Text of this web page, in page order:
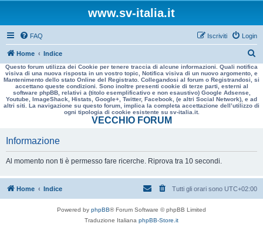
www.sv-italia.it
FAQ Login
Iscriviti
Home Indice
e
r
a
Questo forum utilizza dei Cookie per tenere traccia di alcune informazioni. Quali notifica
visiva di una nuova risposta in un vostro topic, Notifica visiva di un nuovo argomento, e
Mantenimento dello stato Online del Registrato. Collegandosi al forum o Registrandosi, si
accettano queste condizioni. Sono inoltre presenti cookie di terze parti, esterni al
software phpBB, relativi a (titolo esemplificativo e non esaustivo) Google Adsense,
Youtube, ImageShack, Histats, Google+, Twitter, Facebook, (e altri Social Network), e ad
altri siti. La navigazione su questo forum, implica la completa accettazione dell’utilizzo di
ogni tipologia di cookie esistente su sv-italia.it.
VECCHIO FORUM
Informazione
Al momento non ti è permesso fare ricerche. Riprova tra 10 secondi.
Home Indice Tutti gli orari sono UTC+02:00
Powered by phpBB® Forum Software © phpBB Limited
Traduzione Italiana phpBB-Store.it